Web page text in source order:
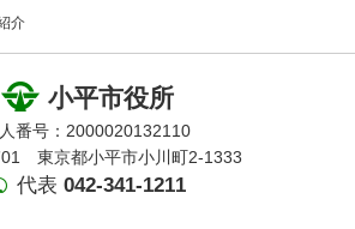
介
小平市役所
番号：2000020132110
東京都小平市小川町2-1333
代表 042-341-1211